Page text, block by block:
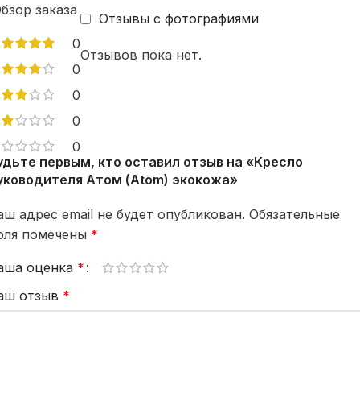
заказа
0
0
0
0
0
Отзывы с фотографиями
Отзывов пока нет.
первым, кто оставил отзыв на «Кресло
Атом (Atom) экокожа»
адрес email не будет опубликован. Обязательные
помечены *
оценка *
отзыв *